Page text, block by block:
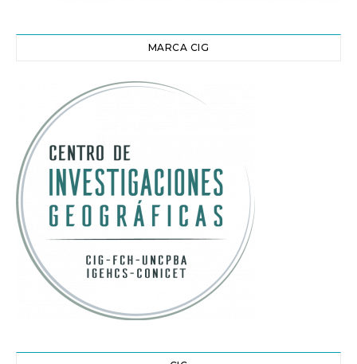
MARCA CIG